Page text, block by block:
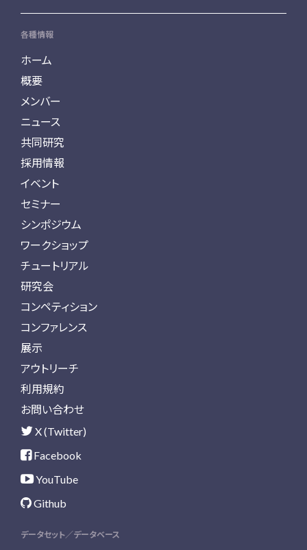
各種情報
ホーム
概要
メンバー
ニュース
共同研究
採用情報
イベント
セミナー
シンポジウム
ワークショップ
チュートリアル
研究会
コンペティション
コンファレンス
展示
アウトリーチ
利用規約
お問い合わせ
X (Twitter)
Facebook
YouTube
Github
データセット／データベース